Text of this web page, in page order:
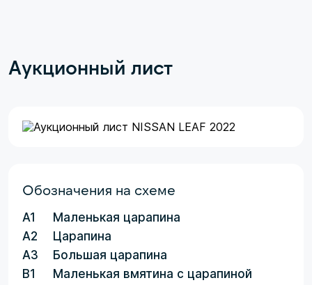
Аукционный лист
Обозначения на схеме
A1
Маленькая царапина
A2
Царапина
A3
Большая царапина
B1
Маленькая вмятина с царапиной